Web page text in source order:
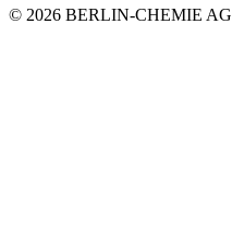
© 2026 BERLIN-CHEMIE AG